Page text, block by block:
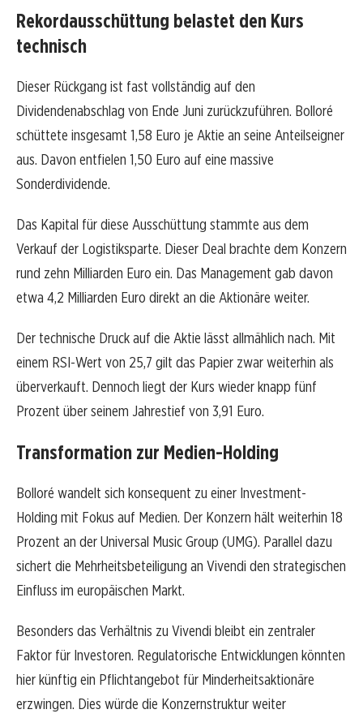
Rekordausschüttung belastet den Kurs
technisch
Dieser Rückgang ist fast vollständig auf den
Dividendenabschlag von Ende Juni zurückzuführen. Bolloré
schüttete insgesamt 1,58 Euro je Aktie an seine Anteilseigner
aus. Davon entfielen 1,50 Euro auf eine massive
Sonderdividende.
Das Kapital für diese Ausschüttung stammte aus dem
Verkauf der Logistiksparte. Dieser Deal brachte dem Konzern
rund zehn Milliarden Euro ein. Das Management gab davon
etwa 4,2 Milliarden Euro direkt an die Aktionäre weiter.
Der technische Druck auf die Aktie lässt allmählich nach. Mit
einem RSI-Wert von 25,7 gilt das Papier zwar weiterhin als
überverkauft. Dennoch liegt der Kurs wieder knapp fünf
Prozent über seinem Jahrestief von 3,91 Euro.
Transformation zur Medien-Holding
Bolloré wandelt sich konsequent zu einer Investment-
Holding mit Fokus auf Medien. Der Konzern hält weiterhin 18
Prozent an der Universal Music Group (UMG). Parallel dazu
sichert die Mehrheitsbeteiligung an Vivendi den strategischen
Einfluss im europäischen Markt.
Besonders das Verhältnis zu Vivendi bleibt ein zentraler
Faktor für Investoren. Regulatorische Entwicklungen könnten
hier künftig ein Pflichtangebot für Minderheitsaktionäre
erzwingen. Dies würde die Konzernstruktur weiter